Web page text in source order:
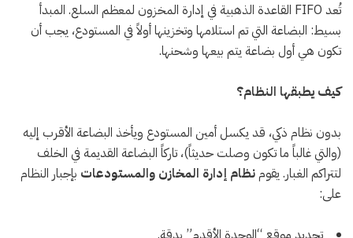
تُعد FIFO القاعدة الذهبية في إدارة المخزون لمعظم السلع. المبدأ
بسيط: البضاعة التي تم استلامها وتخزينها أولاً في المستودع، يجب أن
تكون هي أول بضاعة يتم بيعها وشحنها.
كيف يطبقها النظام؟
بدون نظام ذكي، قد يكسل أمين المستودع ويأخذ البضاعة الأقرب إليه
(والتي غالباً ما تكون وصلت حديثاً)، تاركاً البضاعة القديمة في الخلف
لتتراكم الغبار. يقومنظام إدارة المخازن والمستودعات بإجبار النظام
على: